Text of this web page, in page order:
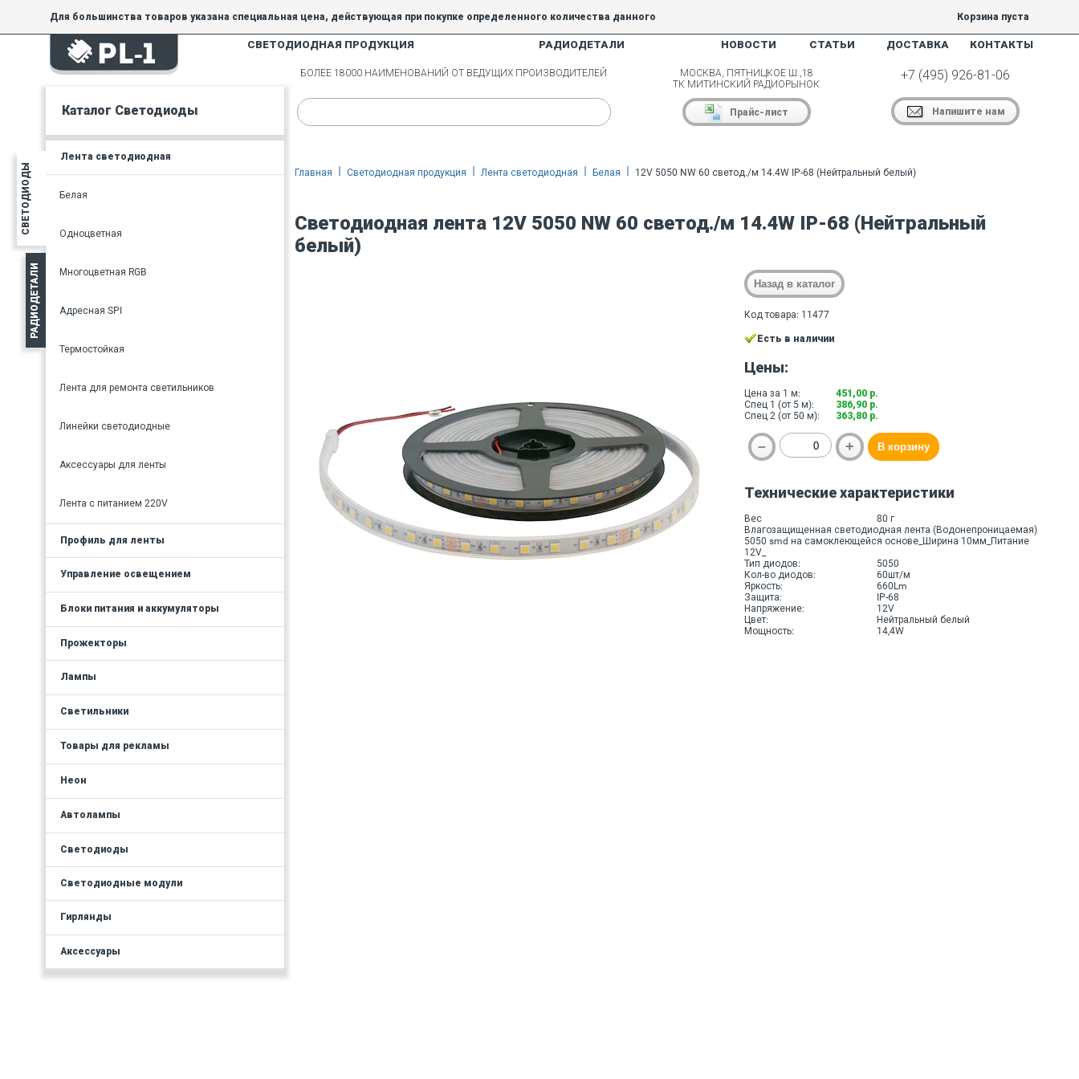
Для большинства товаров указана специальная цена, действующая при покупке определенного количества данного
товара.
На товары, купленные по специальной цене, общие скидки 5% и 10% не действуют.
Корзина пуста
СВЕТОДИОДНАЯ ПРОДУКЦИЯ РАДИОДЕТАЛИ НОВОСТИ СТАТЬИ ДОСТАВКА КОНТАКТЫ
СВЕТОДИОДЫ
РАДИОДЕТАЛИ
Каталог Светодиоды
Лента светодиодная
Белая
Одноцветная
Многоцветная RGB
Адресная SPI
Термостойкая
Лента для ремонта светильников
Линейки светодиодные
Аксессуары для ленты
Лента с питанием 220V
Профиль для ленты
Управление освещением
Блоки питания и аккумуляторы
Прожекторы
Лампы
Светильники
Товары для рекламы
Неон
Автолампы
Светодиоды
Светодиодные модули
Гирлянды
Аксессуары
БОЛЕЕ 18000 НАИМЕНОВАНИЙ ОТ ВЕДУЩИХ ПРОИЗВОДИТЕЛЕЙ
МОСКВА, ПЯТНИЦКОЕ Ш.,18
ТК МИТИНСКИЙ РАДИОРЫНОК
Прайс-лист
+7 (495) 926-81-06
Напишите нам
Главная Светодиодная продукция Лента светодиодная Белая 12V 5050 NW 60 светод./м 14.4W IP-68 (Нейтральный белый)
Светодиодная лента 12V 5050 NW 60 светод./м 14.4W IP-68 (Нейтральный
белый)
Код товара: 11477
Есть в наличии
Цены:
Цена за 1 м:
451,00 р.
Спец 1 (от 5 м):
386,90 р.
Спец 2 (от 50 м):
363,80 р.
Технические характеристики
Вес
80 г
Влагозащищенная светодиодная лента (Водонепроницаемая)
5050 smd на самоклеющейся основе_Ширина 10мм_Питание
12V_
Тип диодов:
5050
Кол-во диодов:
60шт/м
Яркость:
660Lm
Защита:
IP-68
Напряжение:
12V
Цвет:
Нейтральный белый
Мощность:
14,4W